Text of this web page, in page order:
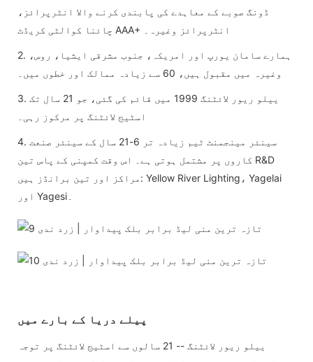
ڈونگ صوبے کے معاہدے کی پابندی کرنے والا انٹرپرائز،
چائنا کوالٹی کریڈٹ AAA+ انٹرپرائز وغیرہ۔
2. ہمارے سامان یورپ اور امریکہ، جنوب مشرقی ایشیا، روس،
وغیرہ میں مقبول ہیں، 60 سے زیادہ ممالک اور خطوں میں۔
3. ییلو ریور لائٹنگ 1999 میں قائم کی گئی، جو 21 سال تک
اسٹیج لائٹنگ پر مرکوز رہی۔
4. سینئر مینجمنٹ ٹیم زیادہ تر 6-21 سال کے سینئر صنعت
کاروں پر مشتمل ہوتی ہے۔ اس وقت کمپنی کے پاس تین R&D
مراکز اور تین برانڈز ہیں: Yellow River Lighting، Yagelai
پیلے دریا کے بارے میں
ییلو ریور لائٹنگ -- 21 سالوں سے اسٹیج لائٹنگ پر توجہ